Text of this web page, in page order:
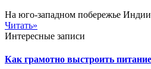
На юго-западном побережье
Читать»
Интересные записи
Как грамотно выстроить